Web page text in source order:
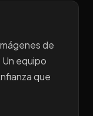
de
equipo
que